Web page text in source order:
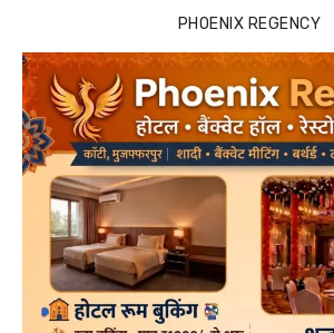
PHOENIX REGENCY